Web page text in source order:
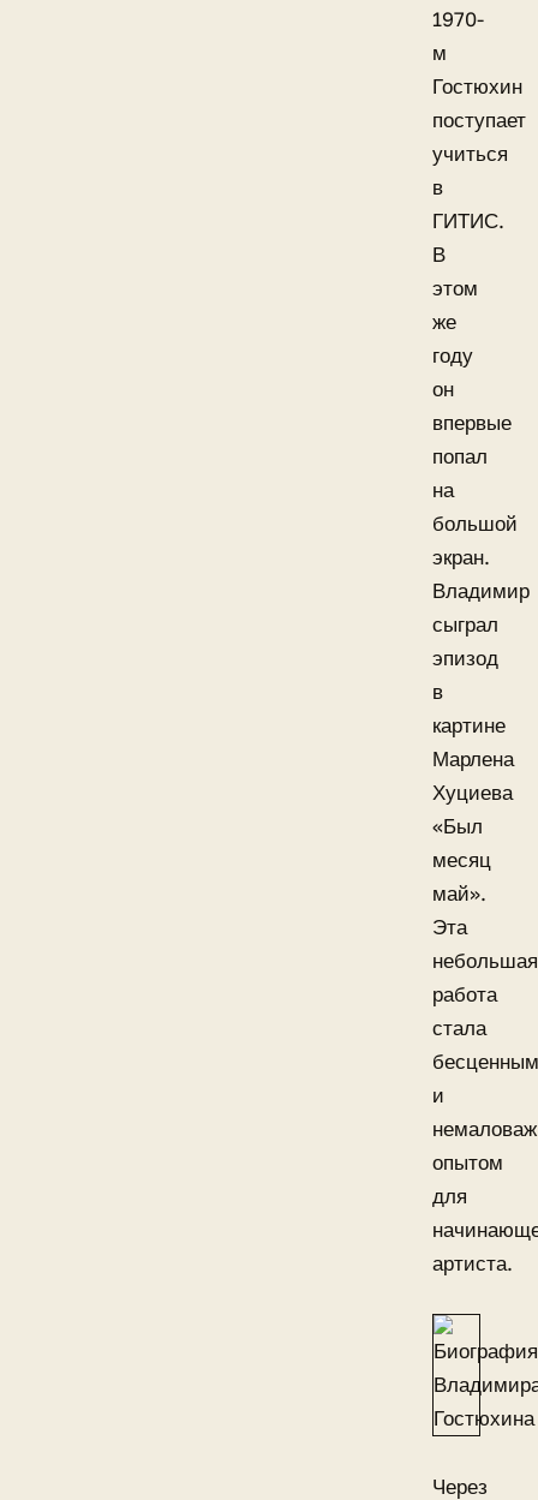
1970-
м
Гостюхин
поступает
учиться
в
ГИТИС.
В
этом
же
году
он
впервые
попал
на
большой
экран.
Владимир
сыграл
эпизод
в
картине
Марлена
Хуциева
«Был
месяц
май».
Эта
небольшая
работа
стала
бесценным
и
опытом
для
артиста.
Через